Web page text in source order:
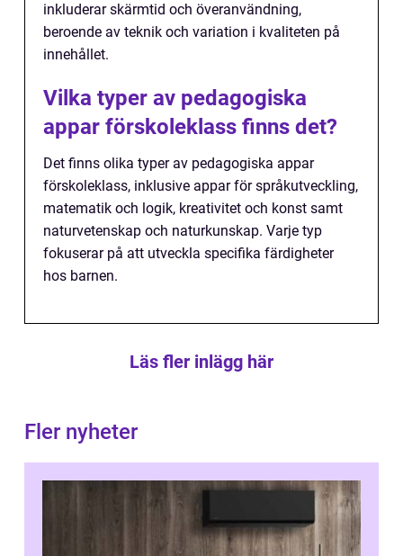
inkluderar skärmtid och överanvändning,
beroende av teknik och variation i kvaliteten på
innehållet.
Vilka typer av pedagogiska
appar förskoleklass finns det?
Det finns olika typer av pedagogiska appar
förskoleklass, inklusive appar för språkutveckling,
matematik och logik, kreativitet och konst samt
naturvetenskap och naturkunskap. Varje typ
fokuserar på att utveckla specifika färdigheter
hos barnen.
Läs fler inlägg här
Fler nyheter